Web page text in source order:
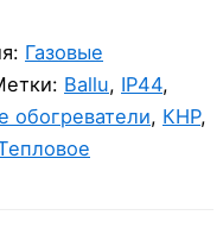
Газовые
Ballu, IP44,
обогреватели, КНР,